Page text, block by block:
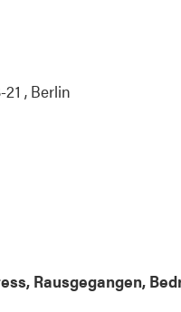
, Berlin
Rausgegangen,